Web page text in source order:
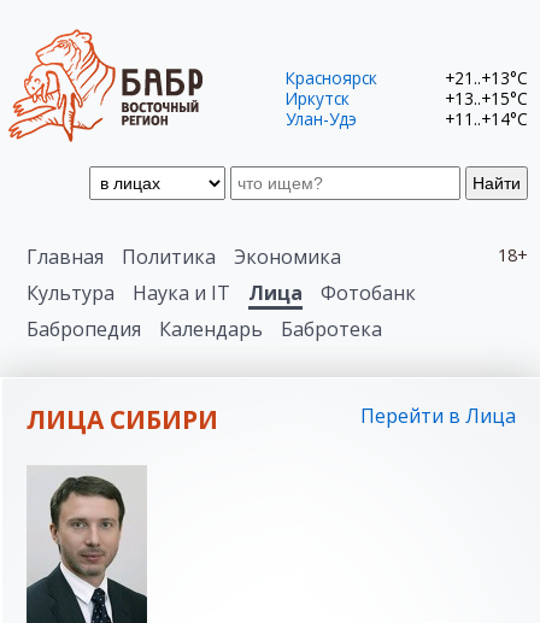
Найти
Красноярск
+21..+13°C
Иркутск
+13..+15°C
Улан-Удэ
+11..+14°C
18+
Главная Политика
Экономика
Культура
Наука и IT Лица
Фотобанк
Бабропедия
Календарь Бабротека
ЛИЦА СИБИРИ Перейти в Лица